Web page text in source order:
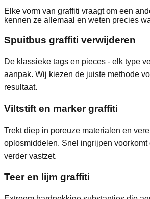
Elke vorm van graffiti vraagt om een
kennen ze allemaal en weten precies
Spuitbus graffiti verwijderen
De klassieke tags en pieces - elk type
aanpak. Wij kiezen de juiste methode
resultaat.
Viltstift en marker graffiti
Trekt diep in poreuze materialen en
oplosmiddelen. Snel ingrijpen voorkomt
verder vastzet.
Teer en lijm graffiti